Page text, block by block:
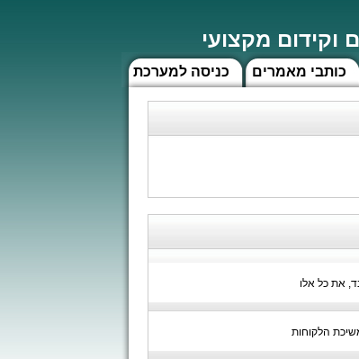
מקצועי
כניסה למערכת כותבי מאמרים
לתקן לבד, את כל אלו
הלקוחות